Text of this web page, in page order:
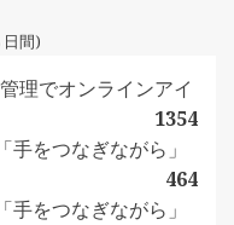
間)
理でオンラインアイ
1354
をつなぎながら」
464
をつなぎながら」